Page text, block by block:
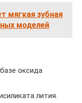
мягкая зубная
моделей
оксида
лития.